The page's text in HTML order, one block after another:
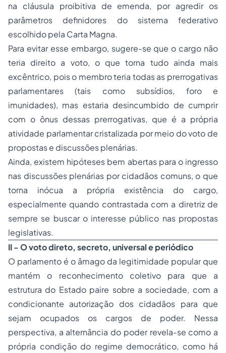
na cláusula proibitiva de emenda, por agredir os
parâmetros definidores do sistema federativo
escolhido pela Carta Magna.
Para evitar esse embargo, sugere-se que o cargo não
teria direito a voto, o que torna tudo ainda mais
excêntrico, pois o membro teria todas as prerrogativas
parlamentares (tais como subsídios, foro e
imunidades), mas estaria desincumbido de cumprir
com o ônus dessas prerrogativas, que é a própria
atividade parlamentar cristalizada por meio do voto de
propostas e discussões plenárias.
Ainda, existem hipóteses bem abertas para o ingresso
nas discussões plenárias por cidadãos comuns, o que
torna inócua a própria existência do cargo,
especialmente quando contrastada com a diretriz de
sempre se buscar o interesse público nas propostas
legislativas.
II - O voto direto, secreto, universal e periódico
O parlamento é o âmago da legitimidade popular que
mantém o reconhecimento coletivo para que a
estrutura do Estado paire sobre a sociedade, com a
condicionante autorização dos cidadãos para que
sejam ocupados os cargos de poder. Nessa
perspectiva, a alternância do poder revela-se como a
própria condição do regime democrático, como há